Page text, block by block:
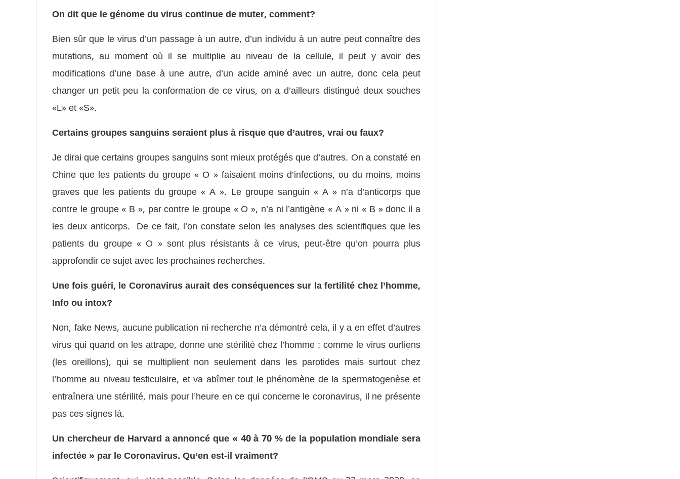
On dit que le génome du virus continue de muter, comment?
Bien sûr que le virus d’un passage à un autre, d’un individu à un autre peut connaître des
mutations, au moment où il se multiplie au niveau de la cellule, il peut y avoir des
modifications d’une base à une autre, d’un acide aminé avec un autre, donc cela peut
changer un petit peu la conformation de ce virus, on a d’ailleurs distingué deux souches
«L» et «S».
Certains groupes sanguins seraient plus à risque que d’autres, vrai ou faux?
Je dirai que certains groupes sanguins sont mieux protégés que d’autres. On a constaté en
Chine que les patients du groupe « O » faisaient moins d’infections, ou du moins, moins
graves que les patients du groupe « A ». Le groupe sanguin « A » n’a d’anticorps que
contre le groupe « B », par contre le groupe « O », n’a ni l’antigène « A » ni « B » donc il a
les deux anticorps. De ce fait, l’on constate selon les analyses des scientifiques que les
patients du groupe « O » sont plus résistants à ce virus, peut-être qu’on pourra plus
approfondir ce sujet avec les prochaines recherches.
Une fois guéri, le Coronavirus aurait des conséquences sur la fertilité chez l’homme,
Info ou intox?
Non, fake News, aucune publication ni recherche n’a démontré cela, il y a en effet d’autres
virus qui quand on les attrape, donne une stérilité chez l’homme ; comme le virus ourliens
(les oreillons), qui se multiplient non seulement dans les parotides mais surtout chez
l’homme au niveau testiculaire, et va abîmer tout le phénomène de la spermatogenèse et
entraînera une stérilité, mais pour l’heure en ce qui concerne le coronavirus, il ne présente
pas ces signes là.
Un chercheur de Harvard a annoncé que « 40 à 70 % de la population mondiale sera
infectée » par le Coronavirus. Qu’en est-il vraiment?